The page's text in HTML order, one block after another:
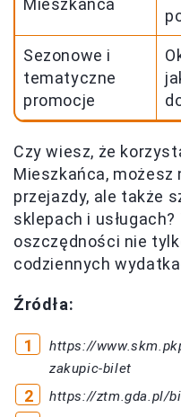
Mieszkańca
Sezonowe i
tematyczne
promocje
Czy wiesz, że
Mieszkańca,
przejazdy, ale także
sklepach i
oszczędności nie
codziennych
Źródła:
https://
zakupic-bilet
https://ztm.gda.pl/